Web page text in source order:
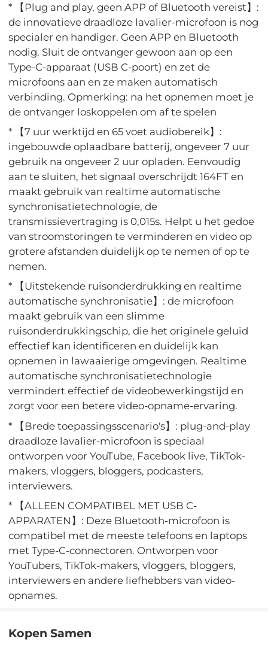
* 【Plug and play, geen APP of Bluetooth vereist】:
de innovatieve draadloze lavalier-microfoon is nog
specialer en handiger. Geen APP en Bluetooth
nodig. Sluit de ontvanger gewoon aan op een
Type-C-apparaat (USB C-poort) en zet de
microfoons aan en ze maken automatisch
verbinding. Opmerking: na het opnemen moet je
de ontvanger loskoppelen om af te spelen
* 【7 uur werktijd en 65 voet audiobereik】:
ingebouwde oplaadbare batterij, ongeveer 7 uur
gebruik na ongeveer 2 uur opladen. Eenvoudig
aan te sluiten, het signaal overschrijdt 164FT en
maakt gebruik van realtime automatische
synchronisatietechnologie, de
transmissievertraging is 0,015s. Helpt u het gedoe
van stroomstoringen te verminderen en video op
grotere afstanden duidelijk op te nemen of op te
nemen.
* 【Uitstekende ruisonderdrukking en realtime
automatische synchronisatie】: de microfoon
maakt gebruik van een slimme
ruisonderdrukkingschip, die het originele geluid
effectief kan identificeren en duidelijk kan
opnemen in lawaaierige omgevingen. Realtime
automatische synchronisatietechnologie
vermindert effectief de videobewerkingstijd en
zorgt voor een betere video-opname-ervaring.
* 【Brede toepassingsscenario's】: plug-and-play
draadloze lavalier-microfoon is speciaal
ontworpen voor YouTube, Facebook live, TikTok-
makers, vloggers, bloggers, podcasters,
interviewers.
* 【ALLEEN COMPATIBEL MET USB C-
APPARATEN】: Deze Bluetooth-microfoon is
compatibel met de meeste telefoons en laptops
met Type-C-connectoren. Ontworpen voor
YouTubers, TikTok-makers, vloggers, bloggers,
interviewers en andere liefhebbers van video-
opnames.
Kopen Samen